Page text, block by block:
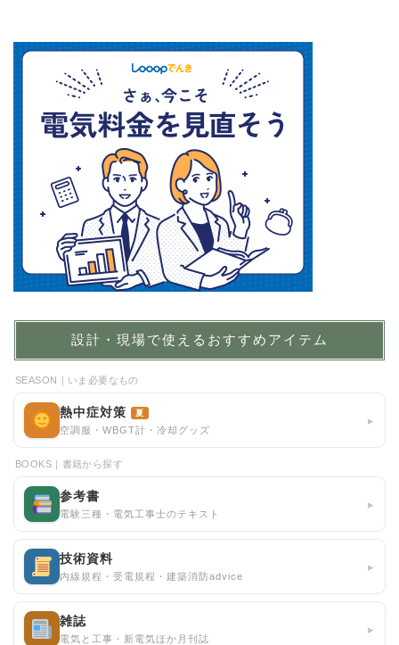
設計・現場で使えるおすすめアイテム
SEASON｜いま必要なもの
熱中症対策 夏
空調服・WBGT計・冷却グッズ
▸
BOOKS｜書籍から探す
参考書
電験三種・電気工事士のテキスト
▸
技術資料
内線規程・受電規程・建築消防advice
▸
雑誌
電気と工事・新電気ほか月刊誌
▸